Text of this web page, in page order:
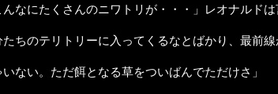
んなにたくさんのニワトリが・・・」レオナルドは
ちのテリトリーに入ってくるなとばかり、最前
いない。ただ餌となる草をついばんでただけさ」